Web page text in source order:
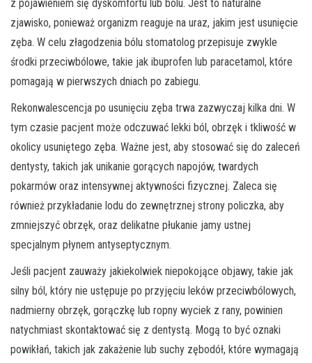
z pojawieniem się dyskomfortu lub bólu. Jest to naturalne
zjawisko, ponieważ organizm reaguje na uraz, jakim jest usunięcie
zęba. W celu złagodzenia bólu stomatolog przepisuje zwykle
środki przeciwbólowe, takie jak ibuprofen lub paracetamol, które
pomagają w pierwszych dniach po zabiegu.
Rekonwalescencja po usunięciu zęba trwa zazwyczaj kilka dni. W
tym czasie pacjent może odczuwać lekki ból, obrzęk i tkliwość w
okolicy usuniętego zęba. Ważne jest, aby stosować się do zaleceń
dentysty, takich jak unikanie gorących napojów, twardych
pokarmów oraz intensywnej aktywności fizycznej. Zaleca się
również przykładanie lodu do zewnętrznej strony policzka, aby
zmniejszyć obrzęk, oraz delikatne płukanie jamy ustnej
specjalnym płynem antyseptycznym.
Jeśli pacjent zauważy jakiekolwiek niepokojące objawy, takie jak
silny ból, który nie ustępuje po przyjęciu leków przeciwbólowych,
nadmierny obrzęk, gorączkę lub ropny wyciek z rany, powinien
natychmiast skontaktować się z dentystą. Mogą to być oznaki
powikłań, takich jak zakażenie lub suchy zębodół, które wymagają